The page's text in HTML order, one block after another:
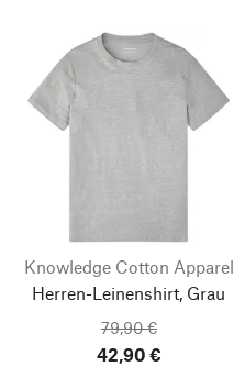
Knowledge Cotton Apparel
Herren-Leinenshirt, Grau
79,90 €
42,90 €